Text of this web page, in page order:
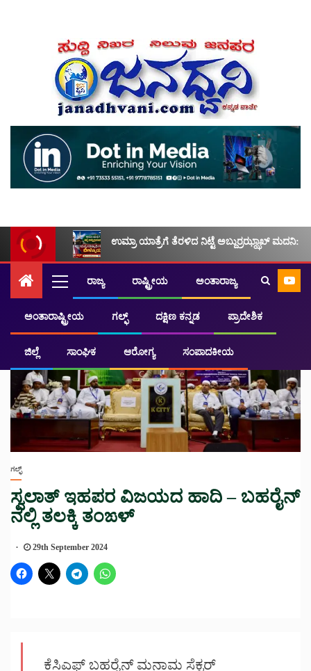
ಉಮ್ರಾ ಯಾತ್ರೆಗೆ ತೆರಳಿದ ನಿಟ್ಟೆ ಅಬ್ದುರ್ರಝ್ಝಾಖ್ ಮದನಿ:
ರಾಜ್ಯ ರಾಷ್ಟ್ರೀಯ ಅಂತಾರಾಜ್ಯ
ಅಂತಾರಾಷ್ಟ್ರೀಯ ಗಲ್ಫ್ ದಕ್ಷಿಣ ಕನ್ನಡ ಪ್ರಾದೇಶಿಕ
ಜಿಲ್ಲೆ ಸಾಂಘಿಕ ಆರೋಗ್ಯ ಸಂಪಾದಕೀಯ
ಗಲ್ಫ್
ಸ್ವಲಾತ್ ಇಹಪರ ವಿಜಯದ ಹಾದಿ – ಬಹರೈನ್
ನಲ್ಲಿ ತಲಕ್ಕಿ ತಂಙಳ್
29th September 2024
ಕೆಸಿಎಫ್ ಬಹರೈನ್ ಮನಾಮ ಸೆಕ್ಟರ್